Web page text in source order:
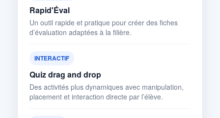
Rapid'Éval
Un outil rapide et pratique pour créer des fiches
d’évaluation adaptées à la filière.
INTERACTIF
Quiz drag and drop
Des activités plus dynamiques avec manipulation,
placement et interaction directe par l’élève.